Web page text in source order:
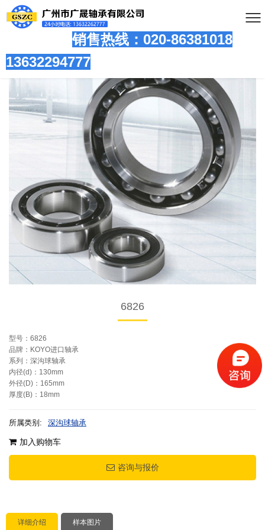
销售热线：020-86381018
13632294777
6826
型号：6826
品牌：KOYO进口轴承
系列：深沟球轴承
内径(d)：130mm
外径(D)：165mm
厚度(B)：18mm
所属类别: 深沟球轴承
加入购物车
咨询与报价
详细介绍 样本图片